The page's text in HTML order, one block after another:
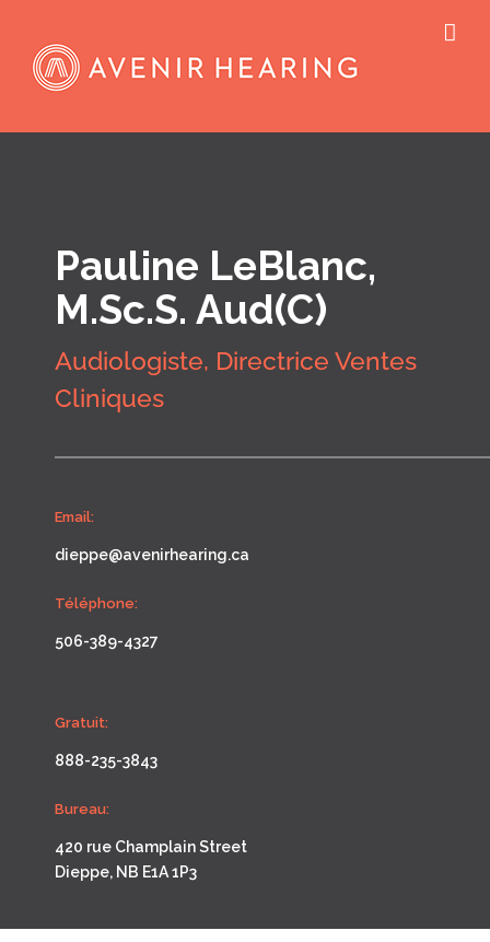
content
Pauline LeBlanc,
M.Sc.S. Aud(C)
Audiologiste, Directrice Ventes
Cliniques
Email:
dieppe@avenirhearing.ca
Téléphone:
506-389-4327
Gratuit:
888-235-3843
Bureau:
420 rue Champlain Street
Dieppe, NB E1A 1P3